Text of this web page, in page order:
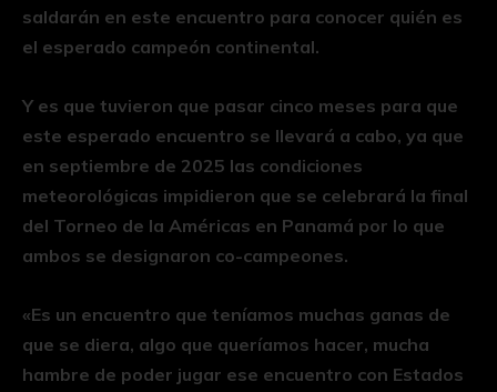
saldarán en este encuentro para conocer quién es
el esperado campeón continental.
Y es que tuvieron que pasar cinco meses para que
este esperado encuentro se llevará a cabo, ya que
en septiembre de 2025 las condiciones
meteorológicas impidieron que se celebrará la final
del Torneo de la Américas en Panamá por lo que
ambos se designaron co-campeones.
«Es un encuentro que teníamos muchas ganas de
que se diera, algo que queríamos hacer, mucha
hambre de poder jugar ese encuentro con Estados